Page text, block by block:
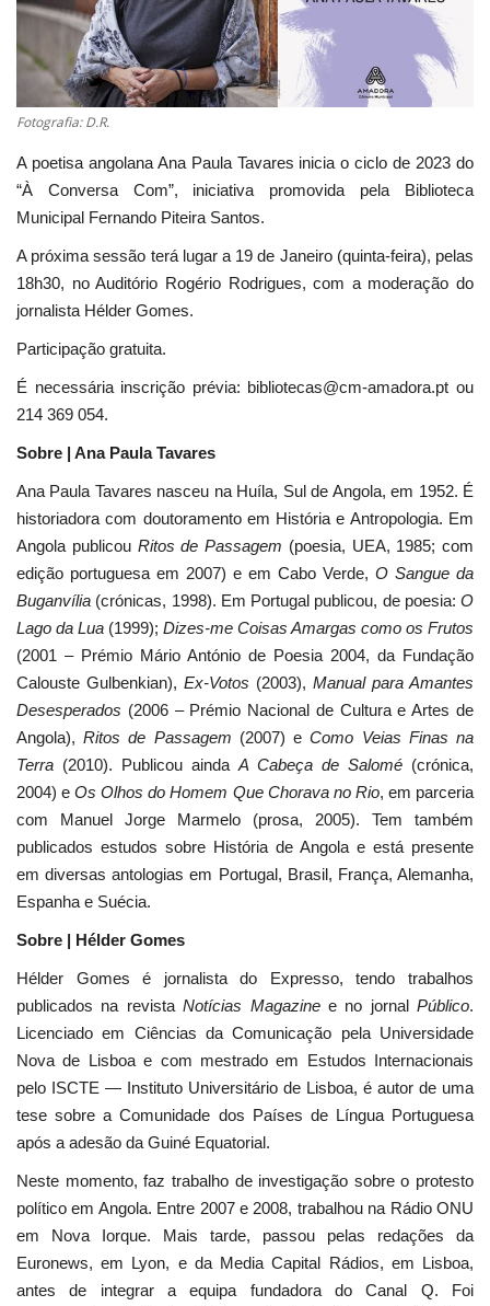
Estatuto Editorial
Saúde
Ficha técnica
Cultura
Lazer
Ambiente
Fotografia: D.R.
A poetisa angolana Ana Paula Tavares inicia o ciclo de 2023 do
“À Conversa Com”, iniciativa promovida pela Biblioteca
Municipal Fernando Piteira Santos.
A próxima sessão terá lugar a 19 de Janeiro (quinta-feira), pelas
18h30, no Auditório Rogério Rodrigues, com a moderação do
jornalista Hélder Gomes.
Participação gratuita.
É necessária inscrição prévia: bibliotecas@cm-amadora.pt ou
214 369 054.
Sobre | Ana Paula Tavares
Ana Paula Tavares nasceu na Huíla, Sul de Angola, em 1952. É
historiadora com doutoramento em História e Antropologia. Em
Angola publicou Ritos de Passagem (poesia, UEA, 1985; com
edição portuguesa em 2007) e em Cabo Verde, O Sangue da
Buganvília (crónicas, 1998). Em Portugal publicou, de poesia: O
Lago da Lua (1999); Dizes-me Coisas Amargas como os Frutos
(2001 – Prémio Mário António de Poesia 2004, da Fundação
Calouste Gulbenkian), Ex-Votos (2003), Manual para Amantes
Desesperados (2006 – Prémio Nacional de Cultura e Artes de
Angola),Ritos de Passagem (2007) eComo Veias Finas na
Terra (2010). Publicou ainda A Cabeça de Salomé (crónica,
2004) eOs Olhos do Homem Que Chorava no Rio, em parceria
com Manuel Jorge Marmelo (prosa, 2005). Tem também
publicados estudos sobre História de Angola e está presente
em diversas antologias em Portugal, Brasil, França, Alemanha,
Espanha e Suécia.
Sobre | Hélder Gomes
Hélder Gomes é jornalista do Expresso, tendo trabalhos
publicados na revistaNotícias Magazine e no jornal Público.
Licenciado em Ciências da Comunicação pela Universidade
Nova de Lisboa e com mestrado em Estudos Internacionais
pelo ISCTE — Instituto Universitário de Lisboa, é autor de uma
tese sobre a Comunidade dos Países de Língua Portuguesa
após a adesão da Guiné Equatorial.
Neste momento, faz trabalho de investigação sobre o protesto
político em Angola. Entre 2007 e 2008, trabalhou na Rádio ONU
em Nova Iorque. Mais tarde, passou pelas redações da
Euronews, em Lyon, e da Media Capital Rádios, em Lisboa,
antes de integrar a equipa fundadora do Canal Q. Foi